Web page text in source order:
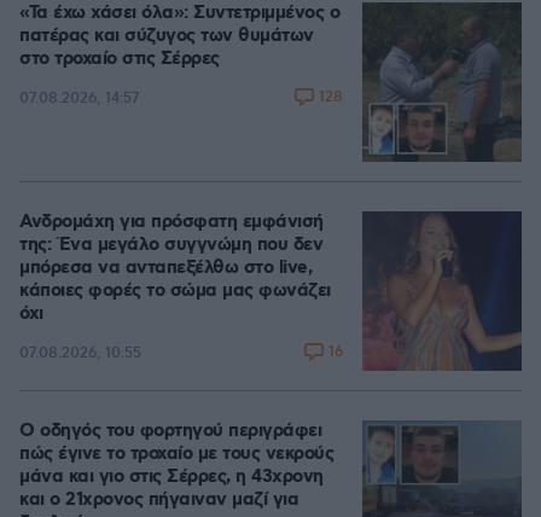
«Τα έχω χάσει όλα»: Συντετριμμένος ο
πατέρας και σύζυγος των θυμάτων
στο τροχαίο στις Σέρρες
07.08.2026, 14:57 128
Ανδρομάχη για πρόσφατη εμφάνισή
της: Ένα μεγάλο συγγνώμη που δεν
μπόρεσα να ανταπεξέλθω στο live,
κάποιες φορές το σώμα μας φωνάζει
όχι
07.08.2026, 10:55 16
Ο οδηγός του φορτηγού περιγράφει
πώς έγινε το τροχαίο με τους νεκρούς
μάνα και γιο στις Σέρρες, η 43χρονη
και ο 21χρονος πήγαιναν μαζί για